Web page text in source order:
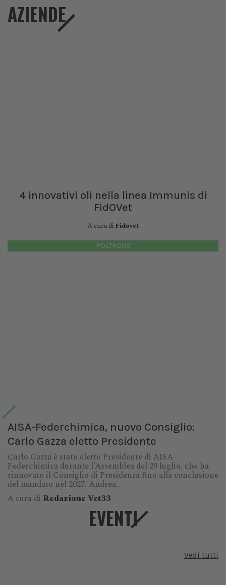
AZIENDE
4 innovativi oli nella linea Immunis di
FidOVet
A cura di Fidovet
POLTRONE
AISA-Federchimica, nuovo Consiglio:
Carlo Gazza eletto Presidente
Carlo Gazza è stato eletto Presidente di AISA-
Federchimica durante l’Assemblea del 29 luglio, che ha
rinnovato il Consiglio di Presidenza fino alla conclusione
del mandato nel 2027. Andrea...
A cura di Redazione Vet33
EVENTI
Vedi tutti